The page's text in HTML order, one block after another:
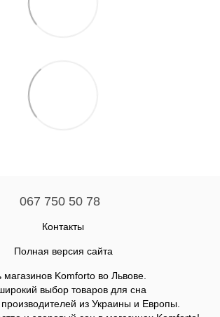
067 750 50 78
Контакты
Полная версия сайта
магазинов Komforto во Львове.
выбор товаров для сна
из Украины и Европы.